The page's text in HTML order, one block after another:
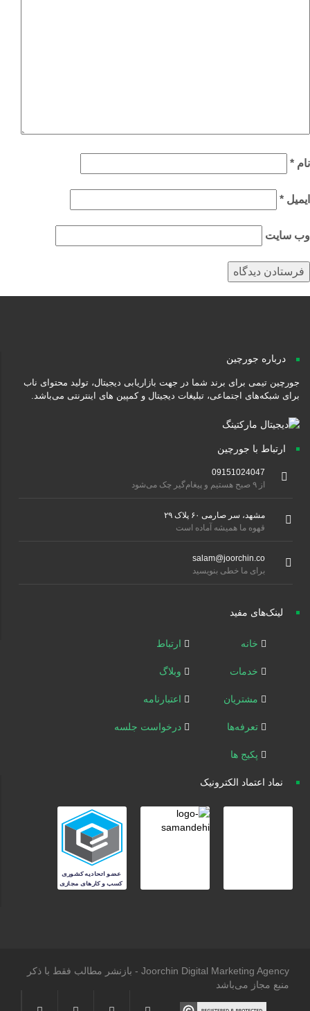
*
*
سایت
درباره جورچین
جورچین تیمی برای برند شما در جهت بازاریابی دیجیتال، تولید محتوای ناب
برای شبکه‌های اجتماعی، تبلیغات دیجیتال و کمپین های اینترنتی می‌باشد.
ارتباط با جورچین
09151024047
مشهد، سر صارمی ۶۰ پلاک ۲۹
قهوه ما همیشه آماده است
salam@joorchin.co
برای ما خطی بنویسید
لینک‌های مفید
خانه
خدمات
مشتریان
تعرفه‌ها
پکیج ها
ارتباط
وبلاگ
اعتبارنامه
درخواست جلسه
نماد اعتماد الکترونیک
Joorchin Digital Marketing Agency - بازنشر مطالب فقط با ذکر
منبع مجاز می‌باشد